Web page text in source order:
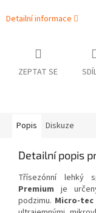
Detailní informace
ZEPTAT SE
Popis Diskuze
Detailní popis
Třísezónní lehký
Premium je
podzimu. Micro-tec